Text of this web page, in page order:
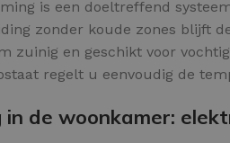
is een doeltreffend
zonder koude zones blijft
zuinig en geschikt voor
regelt u eenvoudig de
de woonkamer: